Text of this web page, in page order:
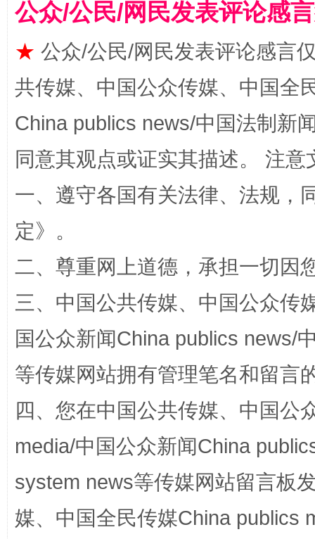
揭批美国五大"原罪" "炒
解纷+调解+退费，一次搞定
公众/公民/网民发表评论感
★ 公众/公民/网民发表评论感言
共传媒、中国公众传媒、中国全
China publics news/中国法制新
同意其观点或证实其描述。 注
一、遵守各国有关法律、法规，
定》。
二、尊重网上道德，承担一切因
三、中国公共传媒、中国公众传
国公众新闻China publics news/
等传媒网站拥有管理笔名和留言
四、您在中国公共传媒、中国公
media/中国公众新闻China
system news等传媒网站留言板
媒、中国全民传媒China publics